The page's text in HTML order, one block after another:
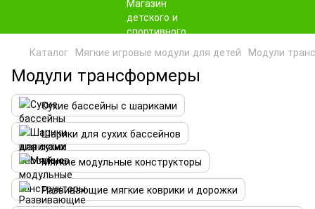
Каталог Мягкие игровые модули для детей Модули
Модули трансформеры
Сухие бассейны с шариками
Шарики для сухих бассейнов
Мягкие модульные конструкторы
Развивающие мягкие коврики и дорожки